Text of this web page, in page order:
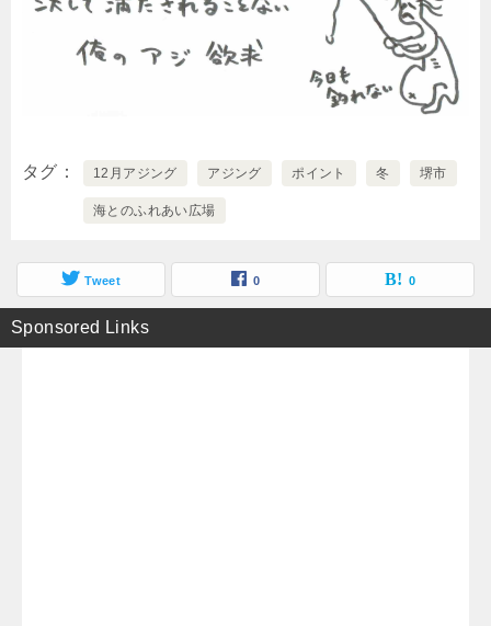
タグ 12月アジング アジング ポイント 冬 堺市
海とのふれあい広場
Tweet 0 0
Sponsored Links